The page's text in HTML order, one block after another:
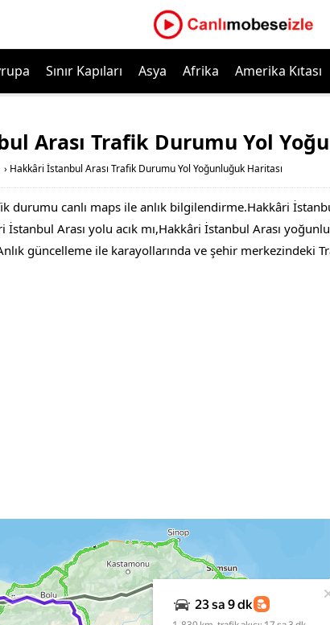
Sınır Kapıları Asya Afrika Amerika Kıtası
Arası Trafik Durumu Yol
› Hakkâri İstanbul Arası Trafik Durumu Yol Yoğunluğuk Haritası
durumu canlı maps ile anlık bilgilendirme.Hakkâri
Arası yolu acık mı,Hakkâri İstanbul Arası
güncelleme ile karayollarında ve şehir merkezindeki